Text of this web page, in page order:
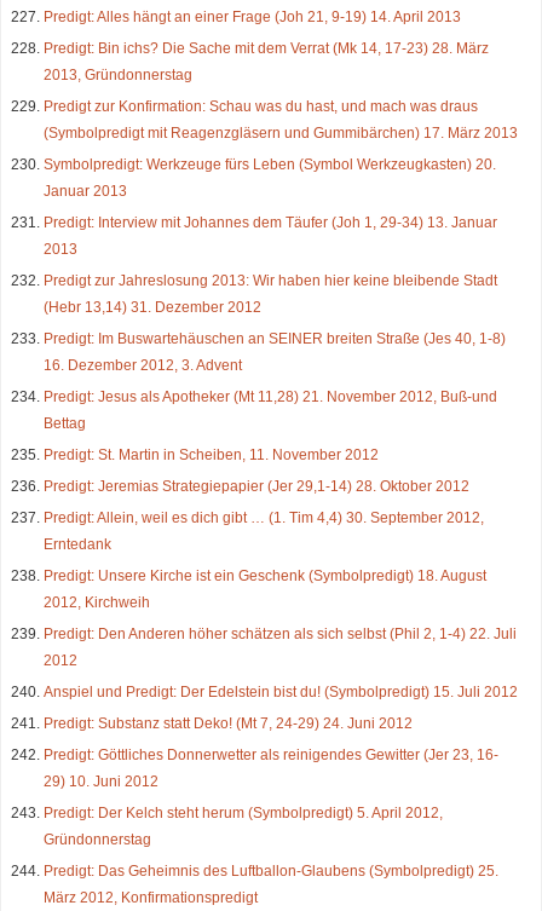
Predigt: Alles hängt an einer Frage (Joh 21, 9-19) 14. April 2013
Predigt: Bin ichs? Die Sache mit dem Verrat (Mk 14, 17-23) 28. März
2013, Gründonnerstag
Predigt zur Konfirmation: Schau was du hast, und mach was draus
(Symbolpredigt mit Reagenzgläsern und Gummibärchen) 17. März 2013
Symbolpredigt: Werkzeuge fürs Leben (Symbol Werkzeugkasten) 20.
Januar 2013
Predigt: Interview mit Johannes dem Täufer (Joh 1, 29-34) 13. Januar
2013
Predigt zur Jahreslosung 2013: Wir haben hier keine bleibende Stadt
(Hebr 13,14) 31. Dezember 2012
Predigt: Im Buswartehäuschen an SEINER breiten Straße (Jes 40, 1-8)
16. Dezember 2012, 3. Advent
Predigt: Jesus als Apotheker (Mt 11,28) 21. November 2012, Buß-und
Bettag
Predigt: St. Martin in Scheiben, 11. November 2012
Predigt: Jeremias Strategiepapier (Jer 29,1-14) 28. Oktober 2012
Predigt: Allein, weil es dich gibt … (1. Tim 4,4) 30. September 2012,
Erntedank
Predigt: Unsere Kirche ist ein Geschenk (Symbolpredigt) 18. August
2012, Kirchweih
Predigt: Den Anderen höher schätzen als sich selbst (Phil 2, 1-4) 22. Juli
2012
Anspiel und Predigt: Der Edelstein bist du! (Symbolpredigt) 15. Juli 2012
Predigt: Substanz statt Deko! (Mt 7, 24-29) 24. Juni 2012
Predigt: Göttliches Donnerwetter als reinigendes Gewitter (Jer 23, 16-
29) 10. Juni 2012
Predigt: Der Kelch steht herum (Symbolpredigt) 5. April 2012,
Gründonnerstag
Predigt: Das Geheimnis des Luftballon-Glaubens (Symbolpredigt) 25.
März 2012, Konfirmationspredigt